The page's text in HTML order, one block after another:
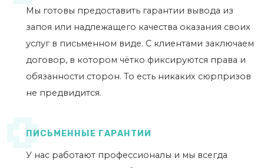
Мы готовы предоставить гарантии вывода из
запоя или надлежащего качества оказания своих
услуг в письменном виде. С клиентами заключаем
договор, в котором чётко фиксируются права и
обязанности сторон. То есть никаких сюрпризов
не предвидится.
ПИСЬМЕННЫЕ ГАРАНТИИ
У нас работают профессионалы и мы всегда